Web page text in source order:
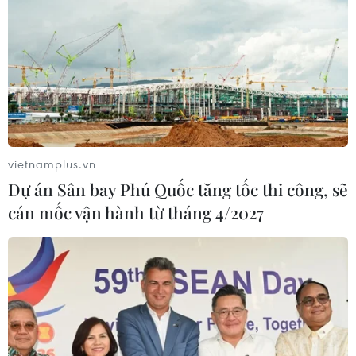
vietnamplus.vn
Dự án Sân bay Phú Quốc tăng tốc thi công, sẽ
cán mốc vận hành từ tháng 4/2027